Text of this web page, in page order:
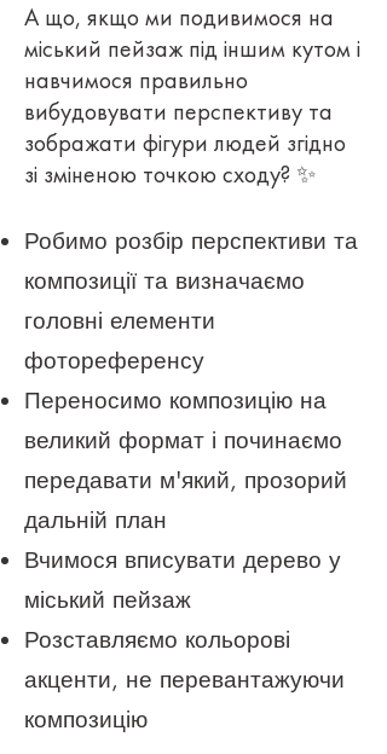
А що, якщо ми подивимося на
міський пейзаж під іншим кутом і
навчимося правильно
вибудовувати перспективу та
зображати фігури людей згідно
зі зміненою точкою сходу? ✨
Робимо розбір перспективи та
композиції та визначаємо
головні елементи
фотореференсу
Переносимо композицію на
великий формат і починаємо
передавати м'який, прозорий
дальній план
Вчимося вписувати дерево у
міський пейзаж
Розставляємо кольорові
акценти, не перевантажуючи
композицію